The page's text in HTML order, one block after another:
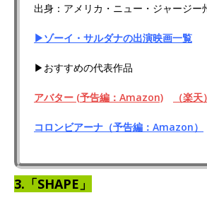
出身：アメリカ・ニュー・ジャージー
▶ゾーイ・サルダナの出演映画一覧
▶おすすめの代表作品
アバター (予告編：Amazon) （楽天）
コロンビアーナ（予告編：Amazon）
3.「SHAPE」